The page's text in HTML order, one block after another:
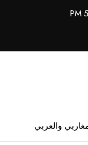
والعربي